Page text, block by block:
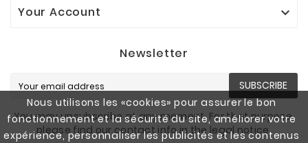
Nous utilisons les «cookies» pour assurer le bon
fonctionnement et la sécurité du site, améliorer votre
expérience, personnaliser les publicités et les contenus
Your Account 
Newsletter
SUBSCRIBE
You may unsubscribe at any moment. For that purpose,
please find our contact info in the legal notice.